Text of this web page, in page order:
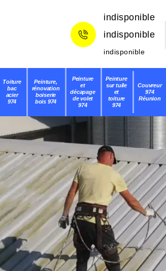
indisponible
indisponible
indisponible
Toiture
bac
acier
974
Peinture,
rénovation
boiserie
bois 974
Peinture
et
décapage
de volet
974
Peinture
sur tuile
et
toiture
974
Couvreur
974
Réunion